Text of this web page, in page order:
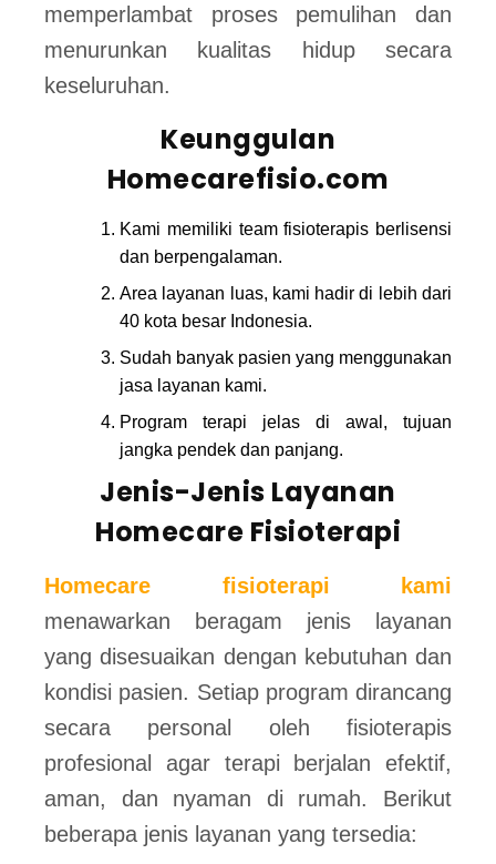
memperlambat proses pemulihan dan
menurunkan kualitas hidup secara
keseluruhan.
Keunggulan
Homecarefisio.com
Kami memiliki team fisioterapis berlisensi
dan berpengalaman.
Area layanan luas, kami hadir di lebih dari
40 kota besar Indonesia.
Sudah banyak pasien yang menggunakan
jasa layanan kami.
Program terapi jelas di awal, tujuan
jangka pendek dan panjang.
Jenis-Jenis Layanan
Homecare Fisioterapi
Homecare fisioterapi kami
menawarkan beragam jenis layanan
yang disesuaikan dengan kebutuhan dan
kondisi pasien. Setiap program dirancang
secara personal oleh fisioterapis
profesional agar terapi berjalan efektif,
aman, dan nyaman di rumah. Berikut
beberapa jenis layanan yang tersedia: